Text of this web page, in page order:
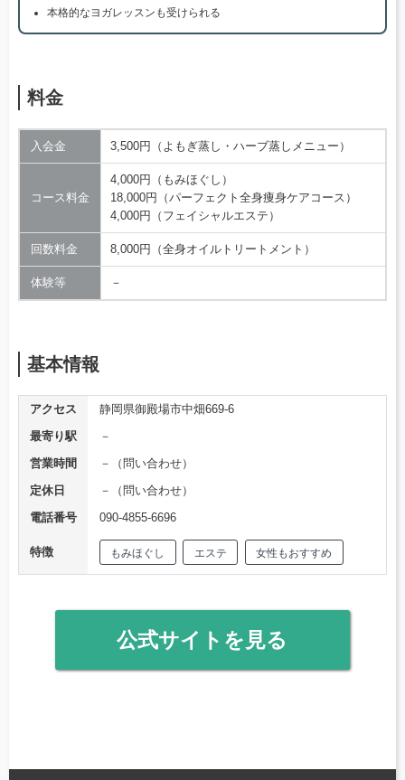
本格的なヨガレッスンも受けられる
料金
入会金 3,500円（よもぎ蒸し・ハーブ蒸しメニュー）
コース料金
4,000円（もみほぐし）
18,000円（パーフェクト全身痩身ケアコース）
4,000円（フェイシャルエステ）
回数料金 8,000円（全身オイルトリートメント）
体験等 －
基本情報
アクセス
静岡県御殿場市中畑669-6
最寄り駅
－
営業時間
－（問い合わせ）
定休日
－（問い合わせ）
電話番号
090-4855-6696
特徴 もみほぐし エステ 女性もおすすめ
公式サイトを見る